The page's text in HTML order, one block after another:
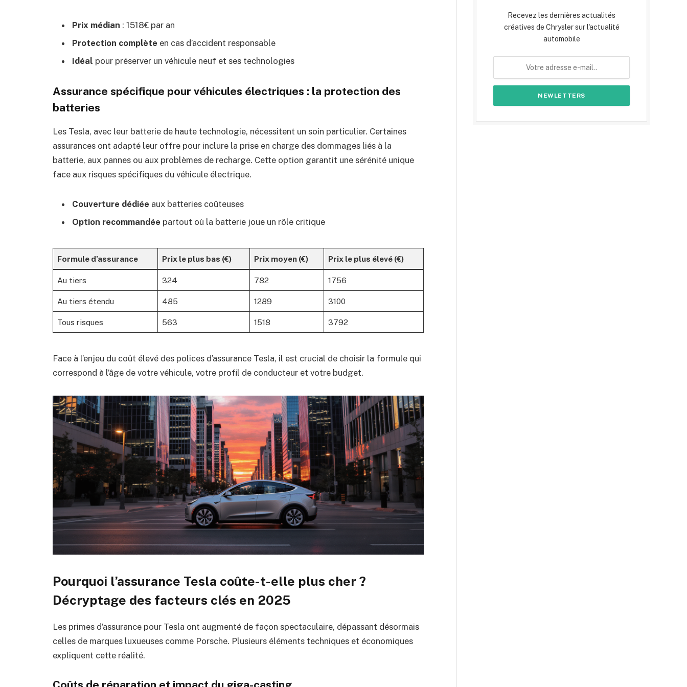
Prix médian : 1518€ par an
Protection complète en cas d’accident responsable
Idéal pour préserver un véhicule neuf et ses technologies
Assurance spécifique pour véhicules électriques : la protection des
batteries
Les Tesla, avec leur batterie de haute technologie, nécessitent un soin particulier. Certaines
assurances ont adapté leur offre pour inclure la prise en charge des dommages liés à la
batterie, aux pannes ou aux problèmes de recharge. Cette option garantit une sérénité unique
face aux risques spécifiques du véhicule électrique.
Couverture dédiée aux batteries coûteuses
Option recommandée partout où la batterie joue un rôle critique
Formule d’assurance Prix le plus bas (€) Prix moyen (€) Prix le plus élevé (€)
Au tiers 324 782 1756
Au tiers étendu 485 1289 3100
Tous risques 563 1518 3792
Face à l’enjeu du coût élevé des polices d’assurance Tesla, il est crucial de choisir la formule qui
correspond à l’âge de votre véhicule, votre profil de conducteur et votre budget.
Pourquoi l’assurance Tesla coûte-t-elle plus cher ?
Décryptage des facteurs clés en 2025
Les primes d’assurance pour Tesla ont augmenté de façon spectaculaire, dépassant désormais
celles de marques luxueuses comme Porsche. Plusieurs éléments techniques et économiques
expliquent cette réalité.
Recevez les dernières actualités
créatives de Chrysler sur l'actualité
automobile